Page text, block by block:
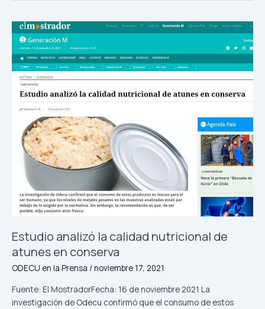
Estudio analizó la calidad nutricional de
atunes en conserva
ODECU en la Prensa /noviembre 17, 2021
Fuente: El MostradorFecha: 16 de noviembre 2021 La
investigación de Odecu confirmó que el consumo de estos
Estudio
analizó
la
calidad
nutricional
de
conserva